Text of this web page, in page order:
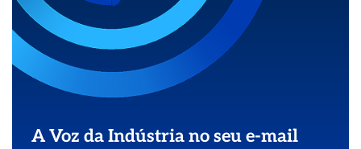
A Voz da Indústria no seu e-mail